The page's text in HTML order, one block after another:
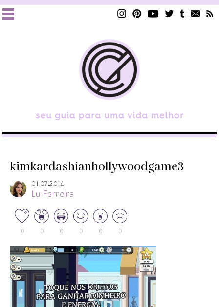
kimkardashianhollywoodgame3
01.07.2014
Lu Ferreira
0 0 0 0 0 0